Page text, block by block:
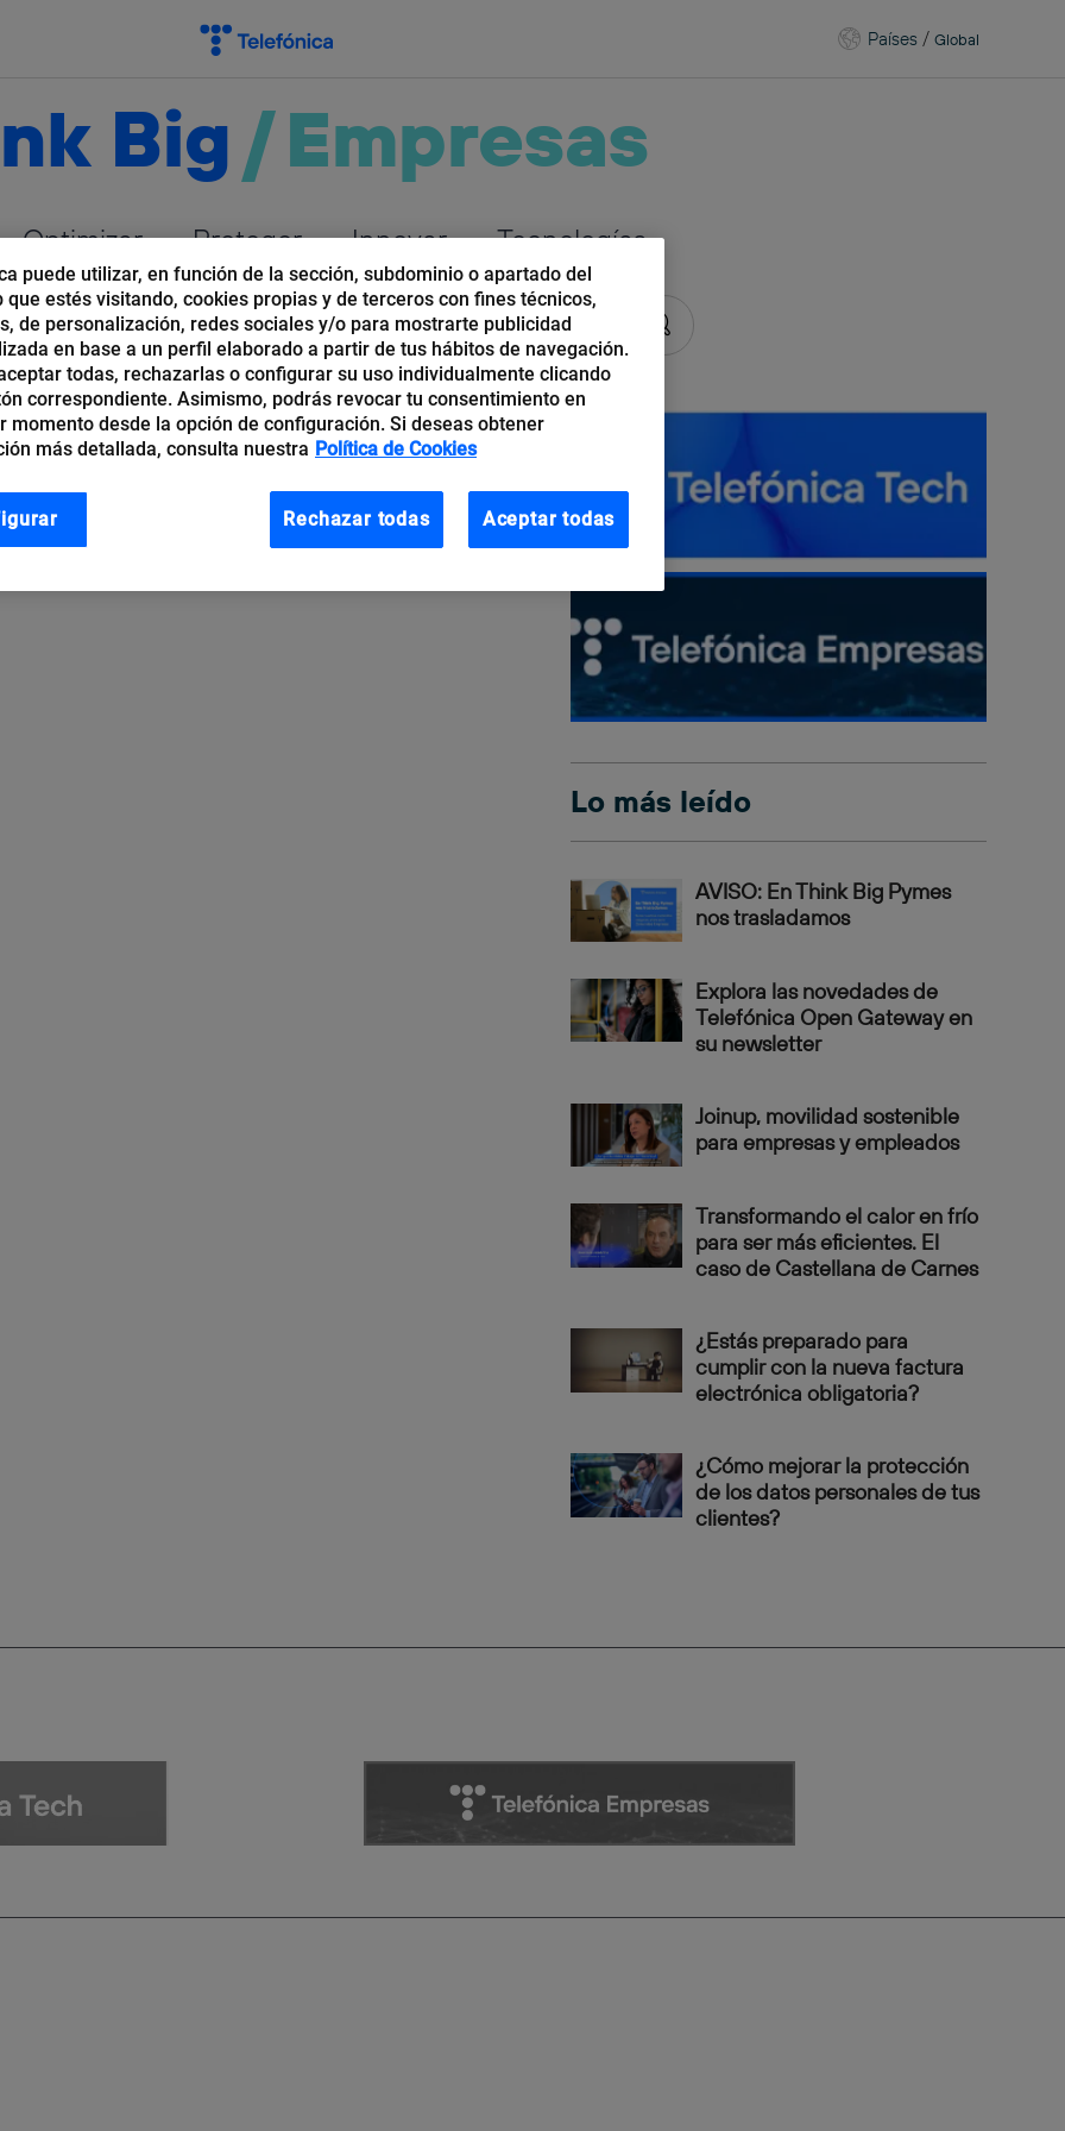
Países /Global
Big/Empresas
Optimizar Proteger Innovar Tecnologías
Lo más leído
AVISO: En Think Big Pymes
nos trasladamos
Explora las novedades de
Telefónica Open Gateway en
su newsletter
Joinup, movilidad sostenible
para empresas y empleados
Transformando el calor en frío
para ser más eficientes. El
caso de Castellana de Carnes
¿Estás preparado para
cumplir con la nueva factura
electrónica obligatoria?
¿Cómo mejorar la protección
de los datos personales de tus
clientes?
puede utilizar, en función de la sección, subdominio o apartado del
que estés visitando, cookies propias y de terceros con fines técnicos,
de personalización, redes sociales y/o para mostrarte publicidad
en base a un perfil elaborado a partir de tus hábitos de navegación.
todas, rechazarlas o configurar su uso individualmente clicando
correspondiente. Asimismo, podrás revocar tu consentimiento en
momento desde la opción de configuración. Si deseas obtener
más detallada, consulta nuestra Política de Cookies
Rechazar todas Aceptar todas